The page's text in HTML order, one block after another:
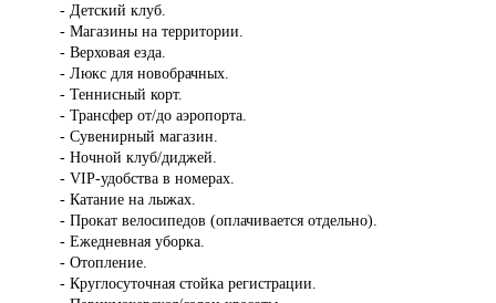
- Детский клуб.
- Магазины на территории.
- Верховая езда.
- Люкс для новобрачных.
- Теннисный корт.
- Трансфер от/до аэропорта.
- Сувенирный магазин.
- Ночной клуб/диджей.
- VIP-удобства в номерах.
- Катание на лыжах.
- Прокат велосипедов (оплачивается отдельно).
- Ежедневная уборка.
- Отопление.
- Круглосуточная стойка регистрации.